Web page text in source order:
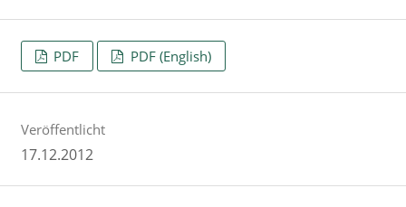
PDF PDF (English)
Veröffentlicht
17.12.2012